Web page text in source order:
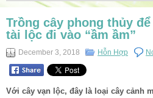
Trồng cây phong thủy
tài lộc đi vào “ầm ầm”
December 3, 2018 Hỗn Hợp
Với cây vạn lộc, đây là loại cây cảnh